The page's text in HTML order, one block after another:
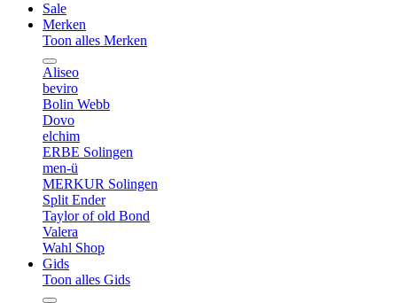
Sale
Merken
Toon alles Merken
Aliseo
beviro
Bolin Webb
Dovo
elchim
ERBE Solingen
men-ü
MERKUR Solingen
Split Ender
Taylor of old Bond
Valera
Wahl Shop
Gids
Toon alles Gids